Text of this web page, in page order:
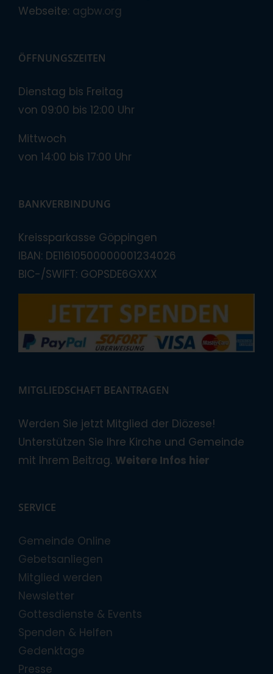
Webseite: agbw.org
ÖFFNUNGSZEITEN
Dienstag bis Freitag
von 09:00 bis 12:00 Uhr
Mittwoch
von 14:00 bis 17:00 Uhr
BANKVERBINDUNG
Kreissparkasse Göppingen
IBAN: DE11610500000001234026
BIC-/SWIFT: GOPSDE6GXXX
MITGLIEDSCHAFT BEANTRAGEN
Werden Sie jetzt Mitglied der Diözese!
Unterstützen Sie Ihre Kirche und Gemeinde
mit Ihrem Beitrag. Weitere Infos hier
SERVICE
Gemeinde Online
Gebetsanliegen
Mitglied werden
Newsletter
Gottesdienste & Events
Spenden & Helfen
Gedenktage
Presse